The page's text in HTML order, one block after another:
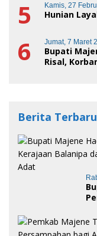
5 Kamis, 27
Hunian
6 Jumat, 7 Maret
Bupati
Risal,
Berita Terbaru